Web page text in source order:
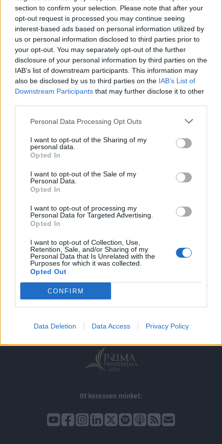
section to confirm your selection. Please note that after your
opt-out request is processed you may continue seeing
interest-based ads based on personal information utilized by
us or personal information disclosed to third parties prior to
your opt-out. You may separately opt-out of the further
disclosure of your personal information by third parties on the
IAB’s list of downstream participants. This information may
also be disclosed by us to third parties on the IAB’s List of
Downstream Participants that may further disclose it to other
Personal Data Processing Opt Outs
I want to opt-out of the Sharing of my
personal data.
Opted In
I want to opt-out of the Sale of my
Personal Data.
Opted In
I want to opt-out of processing my
Personal Data for Targeted Advertising.
Opted In
I want to opt-out of Collection, Use,
Retention, Sale, and/or Sharing of my
Personal Data that Is Unrelated with the
Purposes for which it was collected.
Opted Out
CONFIRM
Data Deletion Data Access Privacy Policy
információ
KEDVES OLVASÓNK!
A keresett cikk a portfolio.hu hírarchívumához
tartozik, melynek olvasása előfizetéses
regisztrációhoz kötött.
Kötéslisták: BÉT elmúlt 2 év napon belüli
kötéslistái
impresszum
jogi nyilatkozat
adatvédelem
szerzői jogok médiaajánlat
karrier
kommentkezelés
ÁSZF
Itt keressen minket: